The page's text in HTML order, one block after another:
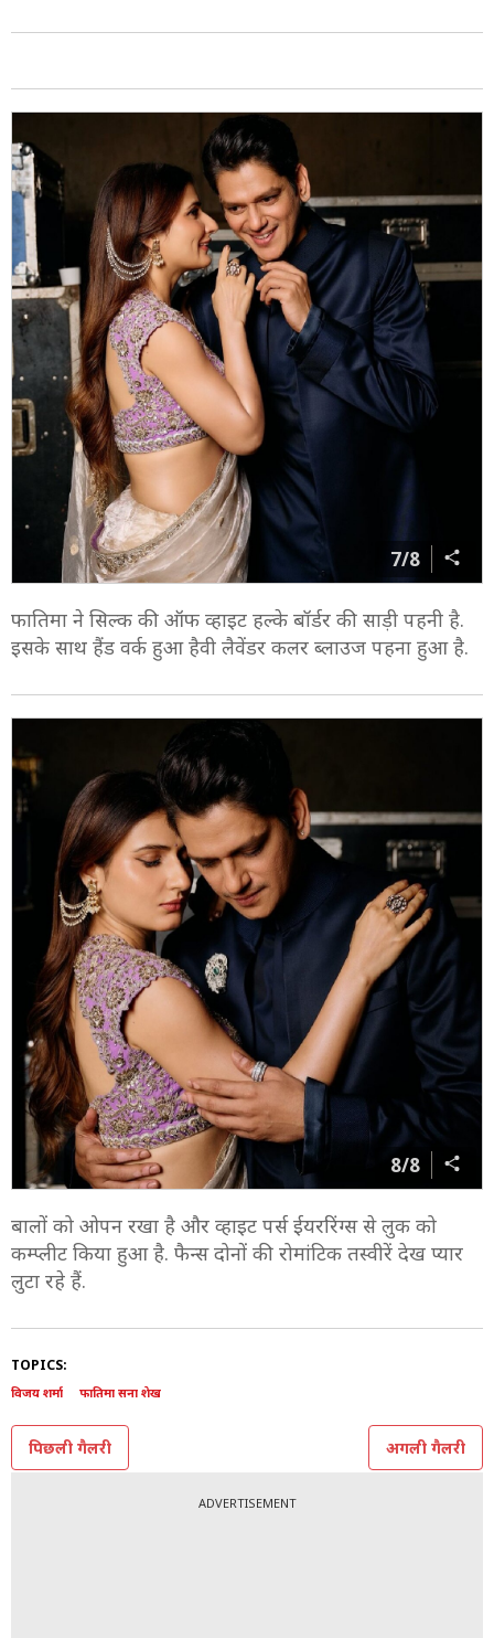
7/8
फातिमा ने सिल्क की ऑफ व्हाइट हल्के बॉर्डर की साड़ी पहनी है.
इसके साथ हैंड वर्क हुआ हैवी लैवेंडर कलर ब्लाउज पहना हुआ है.
8/8
बालों को ओपन रखा है और व्हाइट पर्स ईयररिंग्स से लुक को
कम्प्लीट किया हुआ है. फैन्स दोनों की रोमांटिक तस्वीरें देख प्यार
लुटा रहे हैं.
TOPICS:
विजय शर्मा फातिमा सना शेख
पिछली गैलरी अगली गैलरी
ADVERTISEMENT